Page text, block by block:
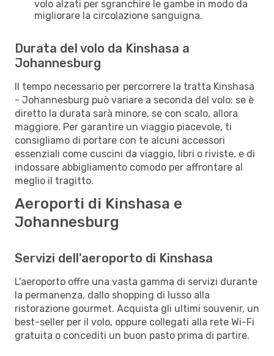
volo alzati per sgranchire le gambe in modo da
migliorare la circolazione sanguigna.
Durata del volo da Kinshasa a
Johannesburg
Il tempo necessario per percorrere la tratta Kinshasa
- Johannesburg può variare a seconda del volo: se è
diretto la durata sarà minore, se con scalo, allora
maggiore. Per garantire un viaggio piacevole, ti
consigliamo di portare con te alcuni accessori
essenziali come cuscini da viaggio, libri o riviste, e di
indossare abbigliamento comodo per affrontare al
meglio il tragitto.
Aeroporti di Kinshasa e
Johannesburg
Servizi dell'aeroporto di Kinshasa
L'aeroporto offre una vasta gamma di servizi durante
la permanenza, dallo shopping di lusso alla
ristorazione gourmet. Acquista gli ultimi souvenir, un
best-seller per il volo, oppure collegati alla rete Wi-Fi
gratuita o concediti un buon pasto prima di partire.